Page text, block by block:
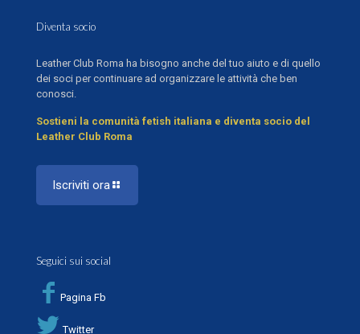
Diventa socio
Leather Club Roma ha bisogno anche del tuo aiuto e di quello
dei soci per continuare ad organizzare le attività che ben
conosci.
Sostieni la comunità fetish italiana e diventa socio del
Leather Club Roma
Iscriviti ora
Seguici sui social
Pagina Fb
Twitter